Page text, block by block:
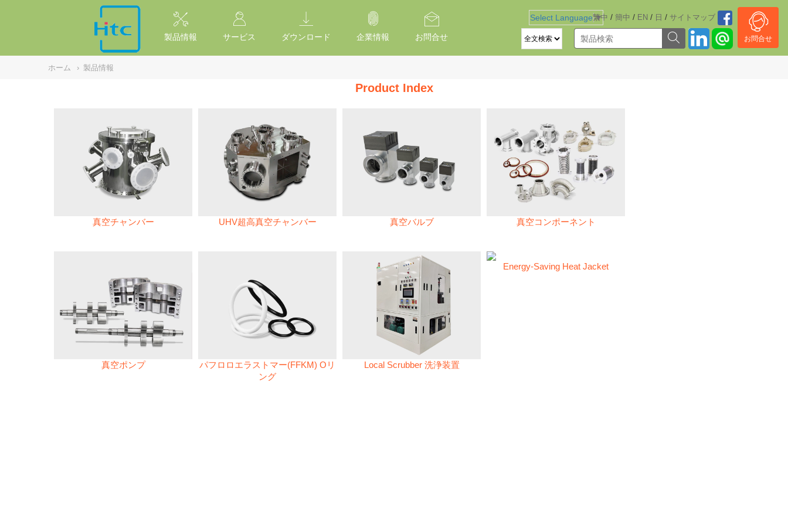
繁中 / 簡中 / EN / 日 / サイトマッブ
Select Language ▼
お問合せ
製品情報 サービス ダウンロード 企業情報 お問合せ
ホーム › 製品情報
Product Index
真空チャンバー UHV超高真空チャンバー 真空バルブ 真空コンポーネント
真空ポンプ
パフロロエラストマー(FFKM) Oリ
ング
Local Scrubber 洗浄装置
Energy-Saving Heat Jacket